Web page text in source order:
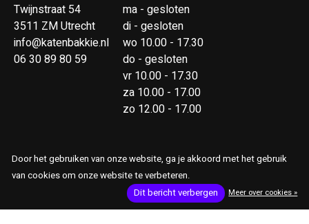
Twijnstraat 54
3511 ZM Utrecht
info@katenbakkie.nl
06 30 89 80 59
ma - gesloten
di - gesloten
wo 10.00 - 17.30
do - gesloten
vr 10.00 - 17.30
za 10.00 - 17.00
zo 12.00 - 17.00
© Copyright 2026 Kat & BakkieRSS-feed
Door het gebruiken van onze website, ga je akkoord met het gebruik
van cookies om onze website te verbeteren.
Dit bericht verbergen
Meer over cookies »